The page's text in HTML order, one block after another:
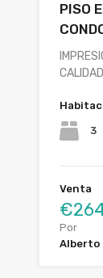
PISO
3
Venta
Por
Alberto